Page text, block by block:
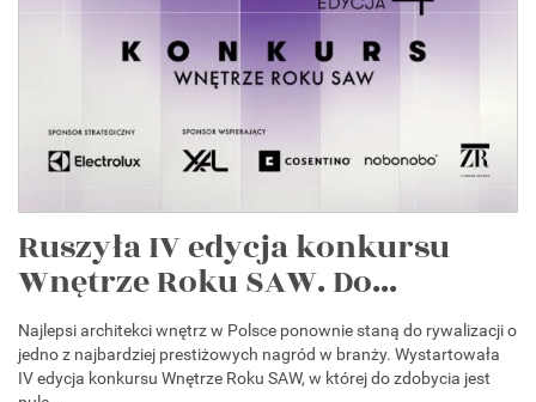
Ruszyła IV edycja konkursu
Wnętrze Roku SAW. Do...
Najlepsi architekci wnętrz w Polsce ponownie staną do rywalizacji o
jedno z najbardziej prestiżowych nagród w branży. Wystartowała
IV edycja konkursu Wnętrze Roku SAW, w której do zdobycia jest